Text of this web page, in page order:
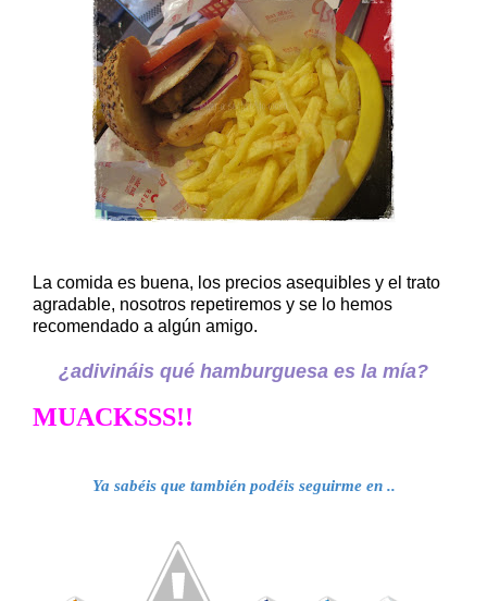
La comida es buena, los precios asequibles y el trato
agradable, nosotros repetiremos y se lo hemos
recomendado a algún amigo.
¿adivináis qué hamburguesa es la mía?
MUACKSSS!!
Ya sabéis que también podéis seguirme en ..